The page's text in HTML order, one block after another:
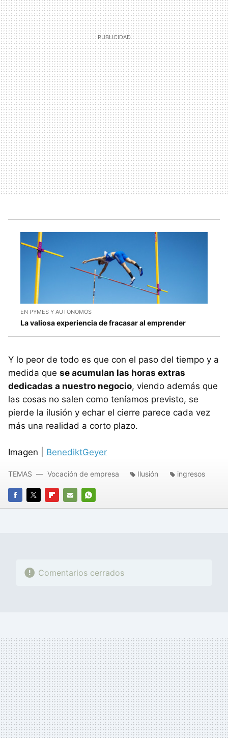
EN PYMES Y AUTONOMOS
La valiosa experiencia de fracasar al emprender
Y lo peor de todo es que con el paso del tiempo y a
medida que se acumulan las horas extras
dedicadas a nuestro negocio, viendo además que
las cosas no salen como teníamos previsto, se
pierde la ilusión y echar el cierre parece cada vez
más una realidad a corto plazo.
Imagen | BenediktGeyer
FACEBOOK
TWITTERFLIPBOARD
E-
WHATSAPP
TEMAS Vocación de empresa Ilusión ingresos
Comentarios cerrados